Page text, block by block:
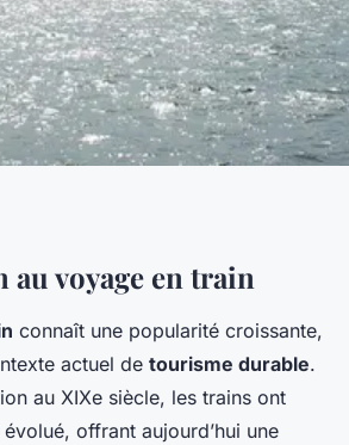
en train : une
au tourisme de
7 min de lecture
voyage en train
connaît une popularité croissante,
actuel de tourisme durable.
au XIXe siècle, les trains ont
offrant aujourd’hui une